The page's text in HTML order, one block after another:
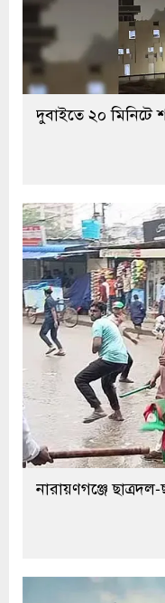
দুবাইতে ২০ মিনিটে
নারায়ণগঞ্জে ছাত্রদল-